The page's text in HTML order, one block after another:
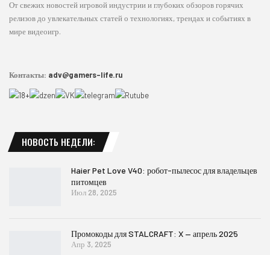
От свежих новостей игровой индустрии и глубоких обзоров горячих
релизов до увлекательных статей о технологиях, трендах и событиях в
мире видеоигр.
Контакты: adv@gamers-life.ru
НОВОСТЬ НЕДЕЛИ:
Haier Pet Love V40: робот-пылесос для владельцев
питомцев
Июл 28, 2025
Промокоды для STALCRAFT: X — апрель 2025
Апр 3, 2025